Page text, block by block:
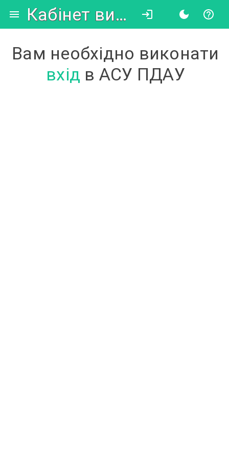
Кабінет викладача
Вам необхідно виконати
вхід в АСУ ПДАУ